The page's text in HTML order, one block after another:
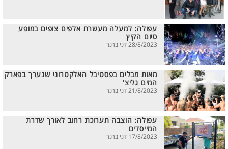
עפולה: למעלה מעשרת אלפים צופים במופע
סיום הקיץ
28/8/2023 דני ברנר
מאות מבלים בפסטיבל האלקטרוני שנערך בפארק
המים גליצ'
21/8/2023 דני ברנר
עפולה: הוצבה תערוכת רחוב לאורך שדרת
המייסדים
17/8/2023 דני ברנר